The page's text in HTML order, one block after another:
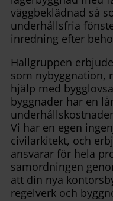
väggbeklädnad så
underhållsfria
inredning efter
Hallgruppen
som nybyggnation,
hjälp med
byggnader har en
Vi har en egen
civilarkitekt, och
ansvarar för hela
samordningen
att din nya
regelverk och